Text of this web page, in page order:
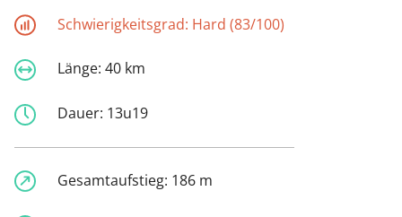
Schwierigkeitsgrad: Hard (83/100)
Länge: 40 km
Dauer: 13u19
Gesamtaufstieg: 186 m